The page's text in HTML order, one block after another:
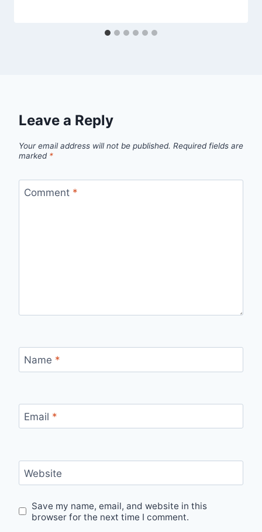
Leave a Reply
Your email address will not be published. Required fields are
marked *
Comment *
Name *
Email *
Website
Save my name, email, and website in this
browser for the next time I comment.